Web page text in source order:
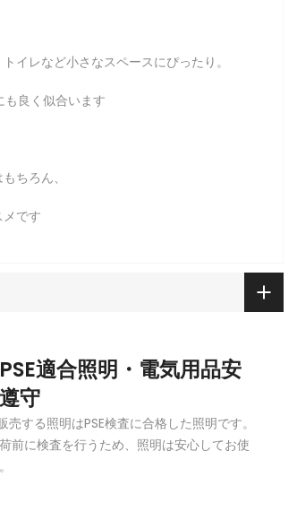
イレなど小さなスペースにぴったり。
良く似合います
ちろん、
です
適合照明・電気用品安
守
売する照明はPSE検査に合格した照明です。
前に検査を行うため、照明は安心してお使